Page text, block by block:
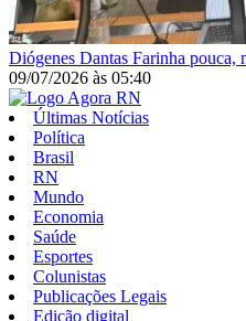
Diógenes Dantas Farinha pouca,
09/07/2026 às 05:40
Últimas Notícias
Política
Brasil
RN
Mundo
Economia
Saúde
Esportes
Colunistas
Publicações Legais
Edição digital